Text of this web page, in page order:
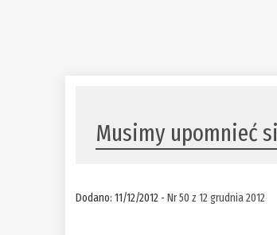
Musimy upomnieć
Dodano: 11/12/2012 -Nr 50 z 12 grudnia 2012